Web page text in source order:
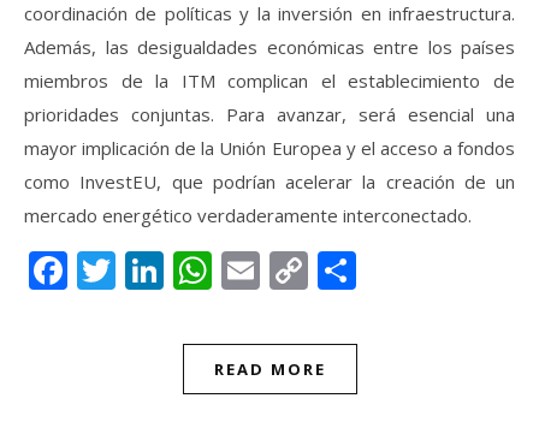
coordinación de políticas y la inversión en infraestructura.
Además, las desigualdades económicas entre los países
miembros de la ITM complican el establecimiento de
prioridades conjuntas. Para avanzar, será esencial una
mayor implicación de la Unión Europea y el acceso a fondos
como InvestEU, que podrían acelerar la creación de un
mercado energético verdaderamente interconectado.
Facebook
Twitter
LinkedIn
WhatsApp
Email
Copy
READ MORE